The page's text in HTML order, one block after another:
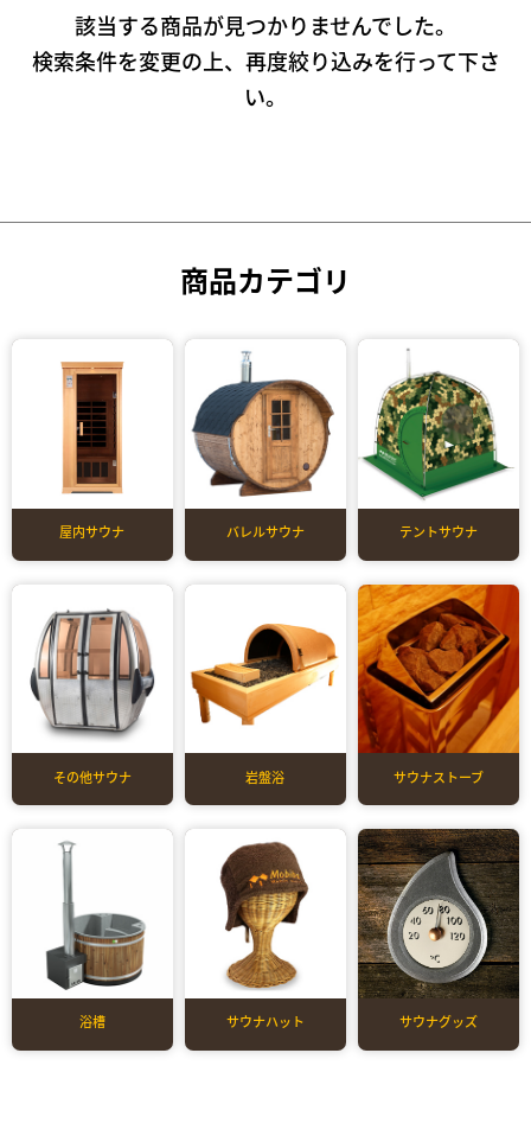
該当する商品が見つかりませんでした。
検索条件を変更の上、再度絞り込みを行って下さ
い。
商品カテゴリ
屋内サウナ バレルサウナ テントサウナ
その他サウナ 岩盤浴 サウナストーブ
浴槽 サウナハット サウナグッズ